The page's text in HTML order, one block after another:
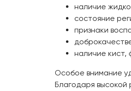
наличие
состояние
признаки
наличие кист,
Особое внимание
Благодаря высокой